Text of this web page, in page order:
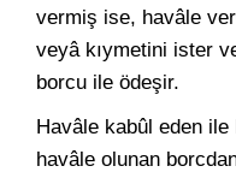
vermiş ise, havâle
veyâ kıymetini ister
borcu ile ödeşir.
Havâle kabûl eden
havâle olunan